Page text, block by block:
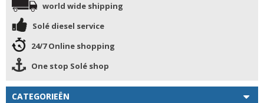
world wide shipping
Solé diesel service
24/7 Online shopping
One stop Solé shop
CATEGORIEËN